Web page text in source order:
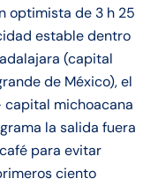
optimista de 3 h 25
estable dentro
(capital
de México), el
michoacana
la salida fuera
para evitar
ciento